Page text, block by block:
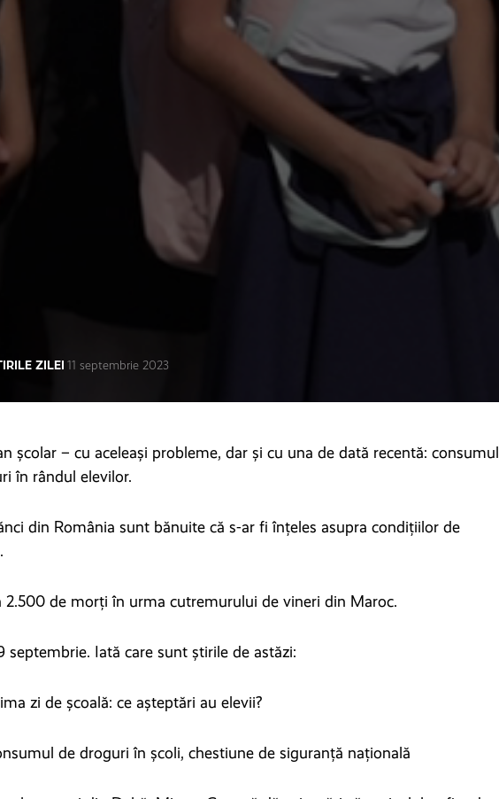
ZILEI 11 septembrie 2023
școlar – cu aceleași probleme, dar și cu una de dată recentă: consumul
în rândul elevilor.
din România sunt bănuite că s-ar fi înțeles asupra condițiilor de
2.500 de morți în urma cutremurului de vineri din Maroc.
septembrie. Iată care sunt știrile de astăzi:
zi de școală: ce așteptări au elevii?
de droguri în școli, chestiune de siguranță națională